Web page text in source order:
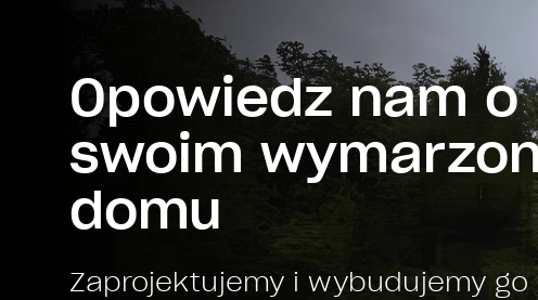
Opowiedz nam o
swoim
domu
Zaprojektujemy i wybudujemy go